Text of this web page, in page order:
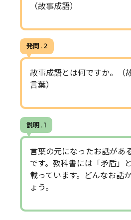
（故事成語）
発問 . 2
故事成語とは何ですか。（
言葉）
説明 . 1
言葉の元になったお話があ
です。教科書には「矛盾」
載っています。どんなお話
ょう。